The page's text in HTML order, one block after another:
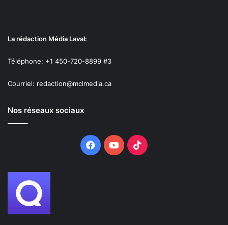
La rédaction Média Laval:
Téléphone: +1 450-720-8899 #3
Courriel: redaction@mclmedia.ca
Nos réseaux sociaux
Facebook
YouTubeTikTok